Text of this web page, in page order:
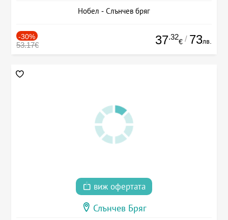
Нобел - Слънчев бряг
-30%
53.17€ 37.32
€ / 73лв.
виж офертата
Слънчев Бряг